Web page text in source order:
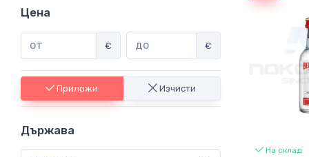
Цена
€ €
Приложи Изчисти
Държава
На склад